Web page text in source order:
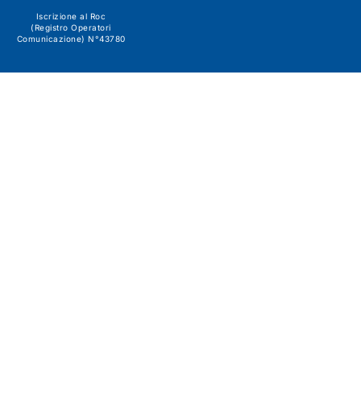
Iscrizione al Roc
(Registro Operatori
Comunicazione) N°43780